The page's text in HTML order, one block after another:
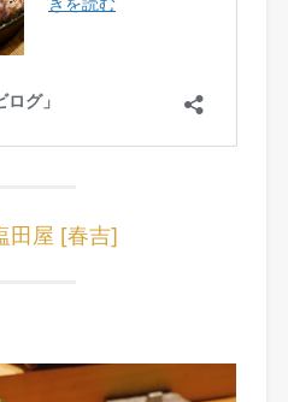
田屋 [春吉]